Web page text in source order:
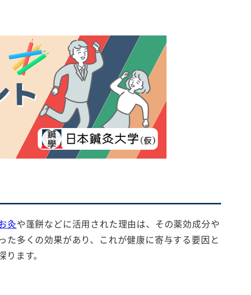
灸や蓬餅などに活用された理由は、その薬効成分や
多くの効果があり、これが健康に寄与する要因と
ます。